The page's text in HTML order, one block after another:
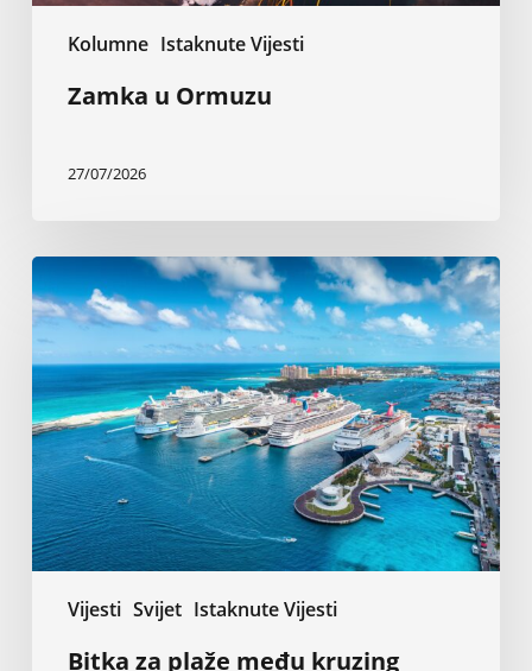
Kolumne Istaknute Vijesti
Zamka u Ormuzu
27/07/2026
Vijesti Svijet Istaknute Vijesti
Bitka
za
plaže
među
kruzing
kompanijama
Bitka za plaže među kruzing